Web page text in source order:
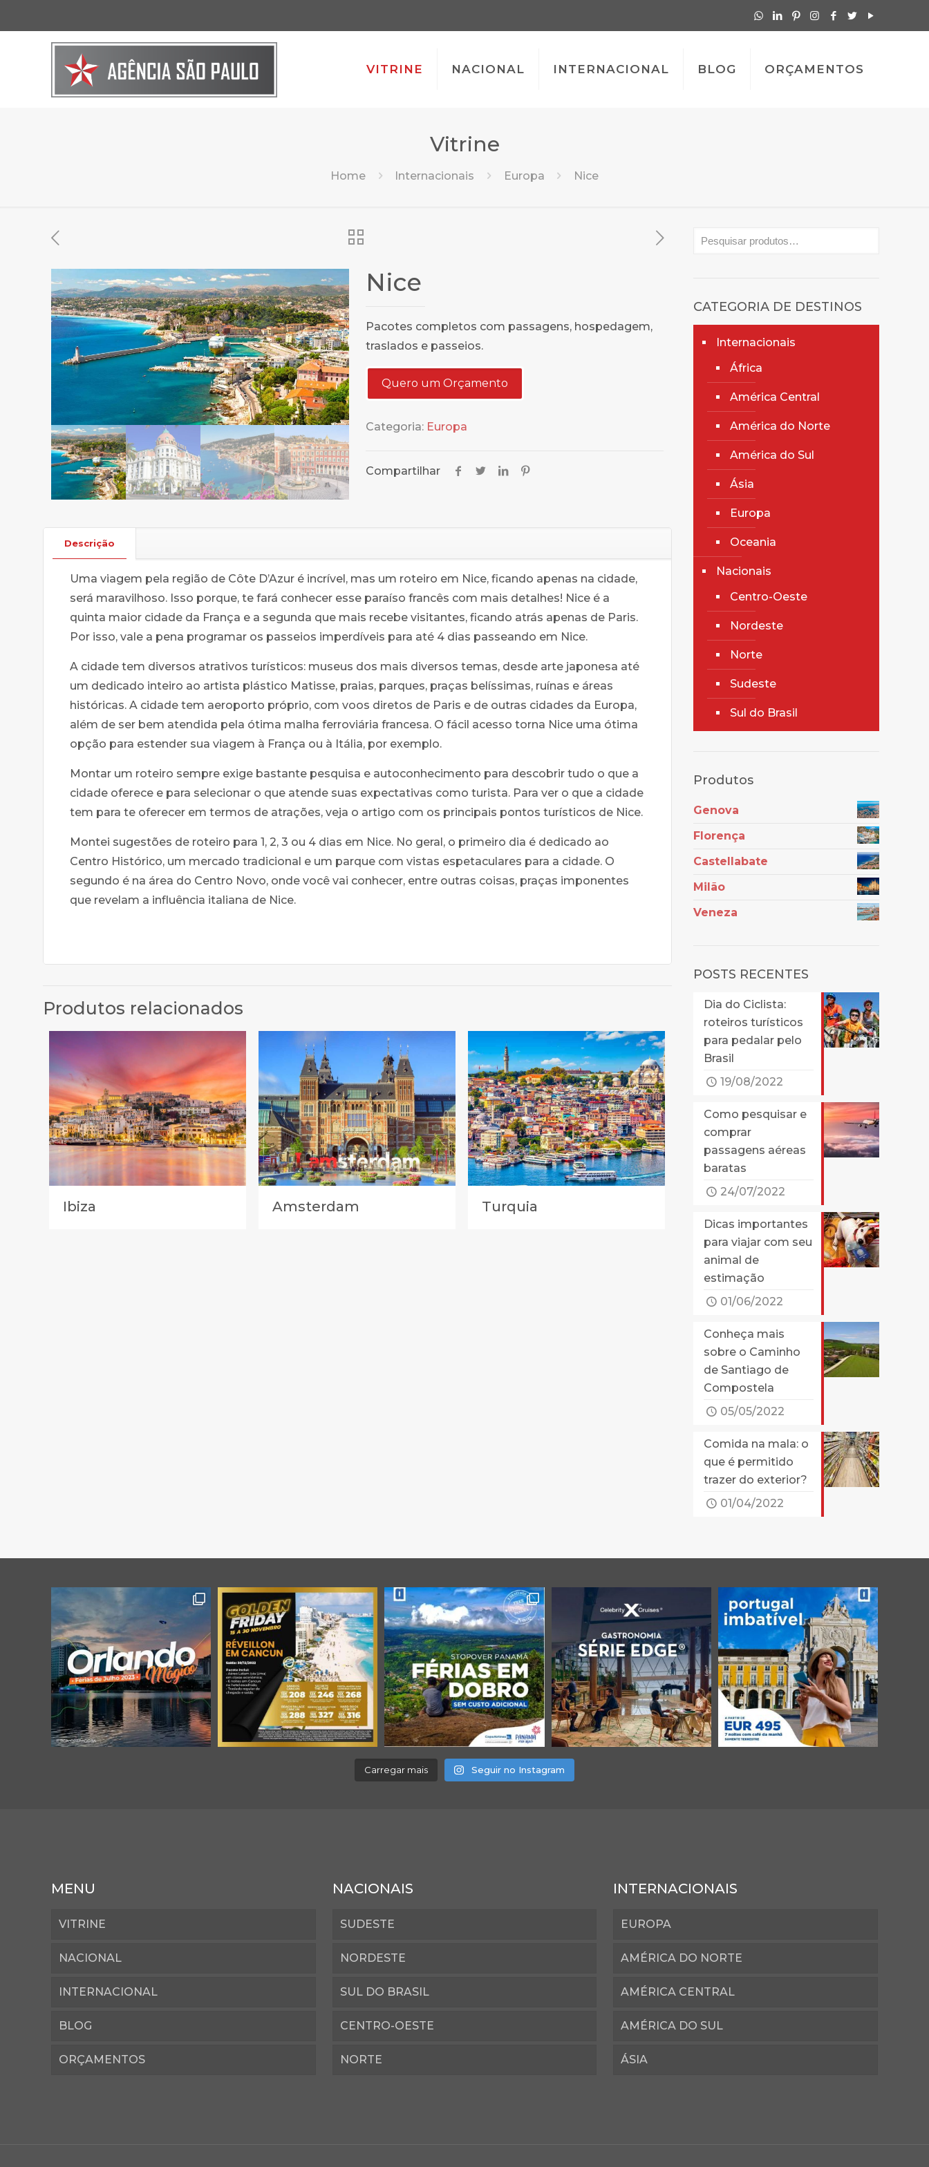
VITRINE NACIONAL INTERNACIONAL BLOG ORÇAMENTOS
Vitrine
Home Internacionais Europa Nice
Nice
Pacotes completos com passagens, hospedagem,
traslados e passeios.
Quero um Orçamento
Categoria: Europa
Compartilhar
Descrição
Uma viagem pela região de Côte D’Azur é incrível, mas um roteiro em Nice, ficando apenas na cidade,
será maravilhoso. Isso porque, te fará conhecer esse paraíso francês com mais detalhes! Nice é a
quinta maior cidade da França e a segunda que mais recebe visitantes, ficando atrás apenas de Paris.
Por isso, vale a pena programar os passeios imperdíveis para até 4 dias passeando em Nice.
A cidade tem diversos atrativos turísticos: museus dos mais diversos temas, desde arte japonesa até
um dedicado inteiro ao artista plástico Matisse, praias, parques, praças belíssimas, ruínas e áreas
históricas. A cidade tem aeroporto próprio, com voos diretos de Paris e de outras cidades da Europa,
além de ser bem atendida pela ótima malha ferroviária francesa. O fácil acesso torna Nice uma ótima
opção para estender sua viagem à França ou à Itália, por exemplo.
Montar um roteiro sempre exige bastante pesquisa e autoconhecimento para descobrir tudo o que a
cidade oferece e para selecionar o que atende suas expectativas como turista. Para ver o que a cidade
tem para te oferecer em termos de atrações, veja o artigo com os principais pontos turísticos de Nice.
Montei sugestões de roteiro para 1, 2, 3 ou 4 dias em Nice. No geral, o primeiro dia é dedicado ao
Centro Histórico, um mercado tradicional e um parque com vistas espetaculares para a cidade. O
segundo é na área do Centro Novo, onde você vai conhecer, entre outras coisas, praças imponentes
que revelam a influência italiana de Nice.
Produtos relacionados
Ibiza Amsterdam Turquia
CATEGORIA DE DESTINOS
Internacionais
África
América Central
América do Norte
América do Sul
Ásia
Europa
Oceania
Nacionais
Centro-Oeste
Nordeste
Norte
Sudeste
Sul do Brasil
Produtos
Genova
Florença
Castellabate
Milão
Veneza
POSTS RECENTES
Dia do Ciclista:
roteiros turísticos
para pedalar pelo
Brasil
19/08/2022
Como pesquisar e
comprar
passagens aéreas
baratas
24/07/2022
Dicas importantes
para viajar com seu
animal de
estimação
01/06/2022
Conheça mais
sobre o Caminho
de Santiago de
Compostela
05/05/2022
Comida na mala: o
que é permitido
trazer do exterior?
01/04/2022
Carregar mais Seguir no Instagram
MENU
VITRINE
NACIONAL
INTERNACIONAL
BLOG
ORÇAMENTOS
NACIONAIS
SUDESTE
NORDESTE
SUL DO BRASIL
CENTRO-OESTE
NORTE
INTERNACIONAIS
EUROPA
AMÉRICA DO NORTE
AMÉRICA CENTRAL
AMÉRICA DO SUL
ÁSIA